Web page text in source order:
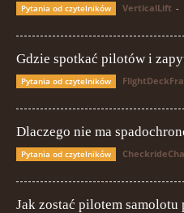
Pytania od czytelników VerticalLift -
Gdzie spotkać pilotów i
Pytania od czytelników
Dlaczego nie ma
Pytania od czytelników
Jak zostać pilotem samolotu